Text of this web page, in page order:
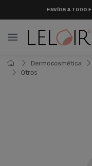
ENVÍOS A TODO
Dermocosmética
Otros